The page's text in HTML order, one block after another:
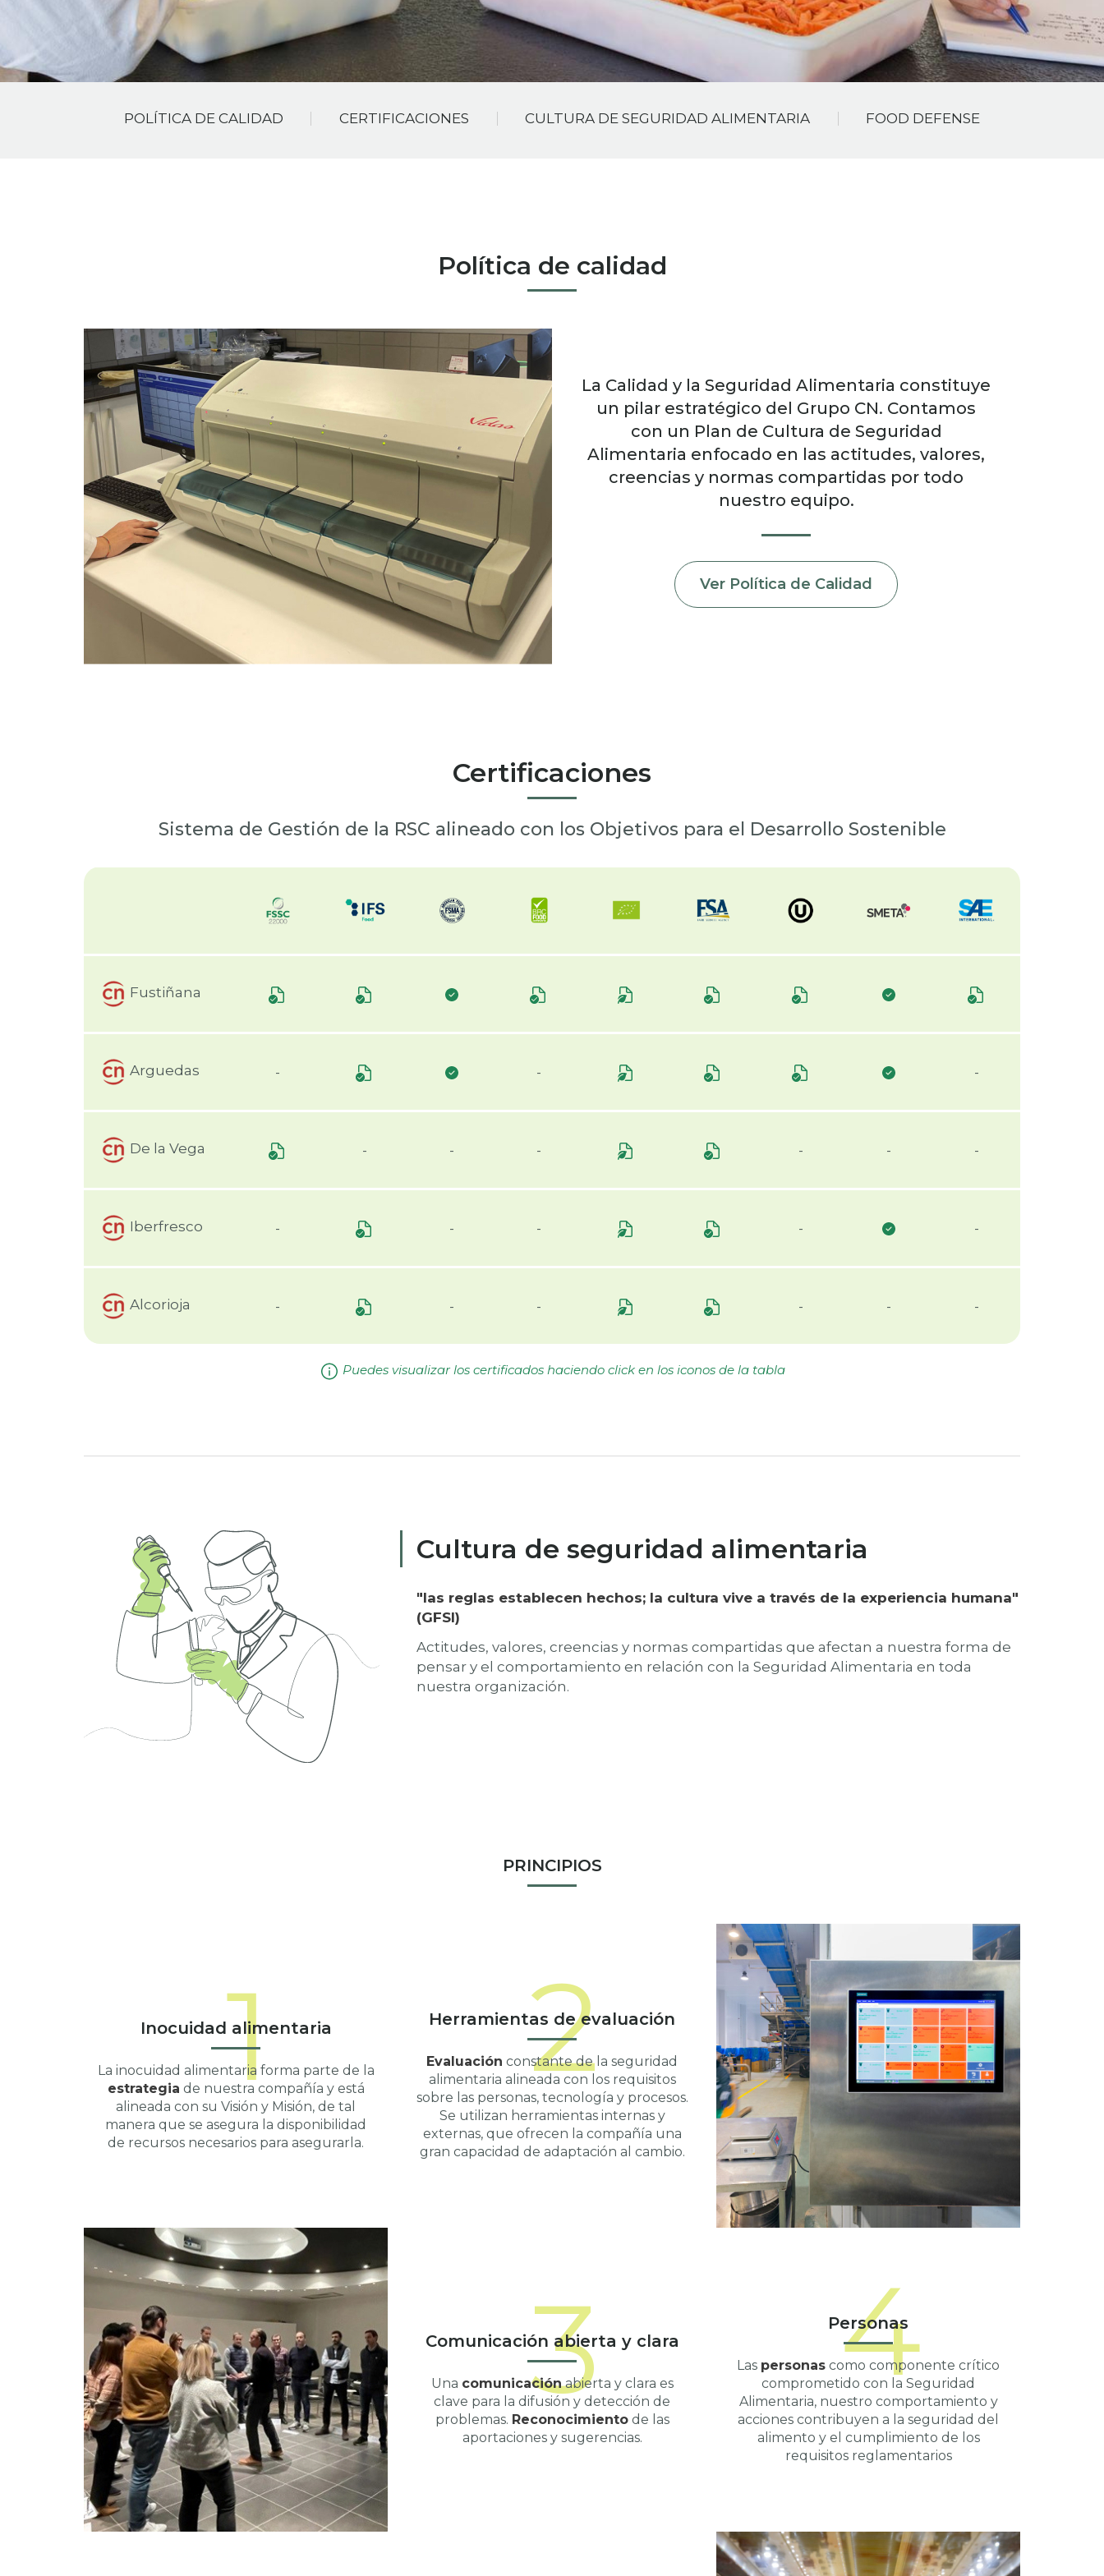
POLÍTICA DE CALIDAD CERTIFICACIONES CULTURA DE SEGURIDAD ALIMENTARIA FOOD DEFENSE
Política de calidad
La Calidad y la Seguridad Alimentaria constituye
un pilar estratégico del Grupo CN. Contamos
con un Plan de Cultura de Seguridad
Alimentaria enfocado en las actitudes, valores,
creencias y normas compartidas por todo
nuestro equipo.
Ver Política de Calidad
Certificaciones
Sistema de Gestión de la RSC alineado con los Objetivos para el Desarrollo Sostenible
Fustiñana
Arguedas - - -
De la Vega - - - - - -
Iberfresco - - - - -
Alcorioja - - - - - -
Puedes visualizar los certificados haciendo click en los iconos de la tabla
Cultura de seguridad alimentaria
"las reglas establecen hechos; la cultura vive a través de la experiencia humana"
(GFSI)
Actitudes, valores, creencias y normas compartidas que afectan a nuestra forma de
pensar y el comportamiento en relación con la Seguridad Alimentaria en toda
nuestra organización.
PRINCIPIOS
1
Inocuidad alimentaria
La inocuidad alimentaria forma parte de la
estrategia de nuestra compañía y está
alineada con su Visión y Misión, de tal
manera que se asegura la disponibilidad
de recursos necesarios para asegurarla.
2
Herramientas de evaluación
Evaluación constante de la seguridad
alimentaria alineada con los requisitos
sobre las personas, tecnología y procesos.
Se utilizan herramientas internas y
externas, que ofrecen la compañía una
gran capacidad de adaptación al cambio.
3
Comunicación abierta y clara
Una comunicaciónabierta y clara es
clave para la difusión y detección de
problemas. Reconocimientode las
aportaciones y sugerencias.
4
Personas
Las personas como componente crítico
comprometido con la Seguridad
Alimentaria, nuestro comportamiento y
acciones contribuyen a la seguridad del
alimento y el cumplimiento de los
requisitos reglamentarios